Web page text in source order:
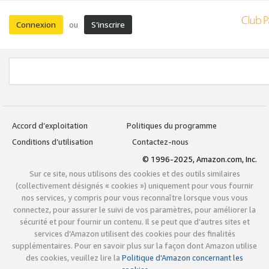
Connexion ou S’inscrire
Accord d’exploitation
Politiques du programme
Conditions d’utilisation
Contactez-nous
© 1996-2025, Amazon.com, Inc.
Sur ce site, nous utilisons des cookies et des outils similaires
(collectivement désignés « cookies ») uniquement pour vous fournir
nos services, y compris pour vous reconnaître lorsque vous vous
connectez, pour assurer le suivi de vos paramètres, pour améliorer la
sécurité et pour fournir un contenu. Il se peut que d’autres sites et
services d’Amazon utilisent des cookies pour des finalités
supplémentaires. Pour en savoir plus sur la façon dont Amazon utilise
des cookies, veuillez lire la Politique d’Amazon concernant les